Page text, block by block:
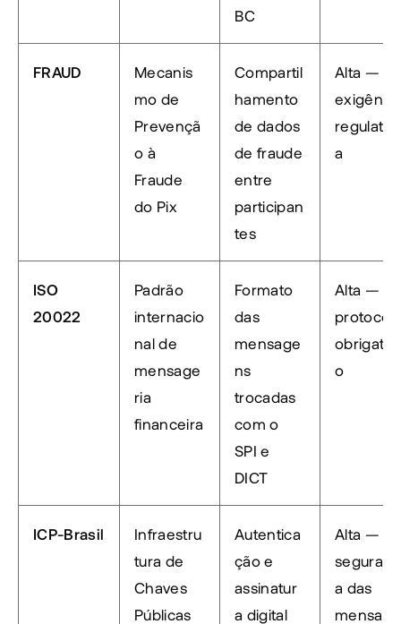
BC
FRAUD
Mecanis
mo de
Prevençã
o à
Fraude
do Pix
Compartil
hamento
de dados
de fraude
entre
participan
tes
Alta —
regulatóri
a
ISO
20022
Padrão
internacio
nal de
mensage
ria
financeira
Formato
das
mensage
ns
trocadas
com o
SPI e
DICT
Alta —
o
ICP-Brasil
Infraestru
tura de
Chaves
Públicas
Autentica
ção e
assinatur
a digital
Alta —
seguranç
a das
mensage